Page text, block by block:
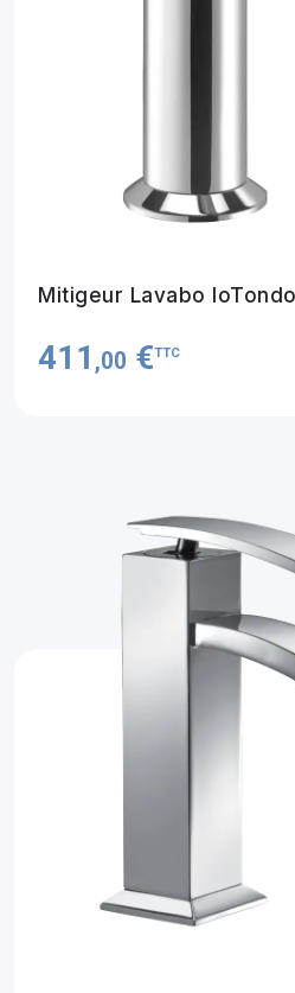
Mitigeur Lavabo
411 ,00 €TTC